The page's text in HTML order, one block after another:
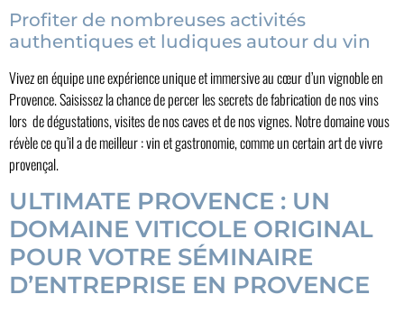
Profiter de nombreuses activités
authentiques et ludiques autour du vin
Vivez en équipe une expérience unique et immersive au cœur d’un vignoble en
Provence. Saisissez la chance de percer les secrets de fabrication de nos vins
lors de dégustations, visites de nos caves et de nos vignes. Notre domaine vous
révèle ce qu’il a de meilleur : vin et gastronomie, comme un certain art de vivre
provençal.
ULTIMATE PROVENCE : UN
DOMAINE VITICOLE ORIGINAL
POUR VOTRE SÉMINAIRE
D’ENTREPRISE EN PROVENCE